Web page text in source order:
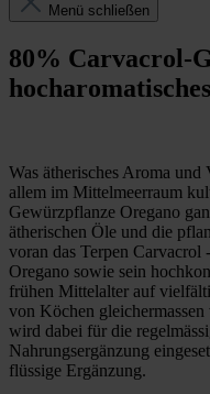
Menü schließen
80% Carvacrol-
Was ätherisches Aroma
allem im Mittelmeerraum
Gewürzpflanze Oregano
ätherischen Öle und die
voran das Terpen
Oregano sowie sein
frühen Mittelalter auf
von Köchen
wird dabei für die
Nahrungsergänzung
flüssige Ergänzung.